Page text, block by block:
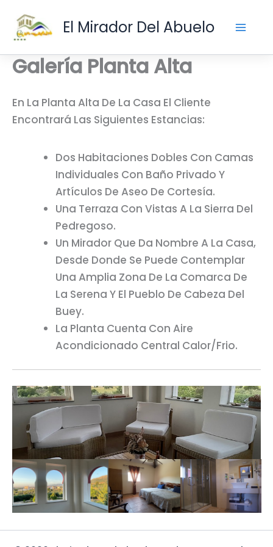
Contenido
El Mirador Del Abuelo
Galería Planta Alta
En La Planta Alta De La Casa El Cliente
Encontrará Las Siguientes Estancias:
Dos Habitaciones Dobles Con Camas
Individuales Con Baño Privado Y
Artículos De Aseo De Cortesía.
Una Terraza Con Vistas A La Sierra Del
Pedregoso.
Un Mirador Que Da Nombre A La Casa,
Desde Donde Se Puede Contemplar
Una Amplia Zona De La Comarca De
La Serena Y El Pueblo De Cabeza Del
Buey.
La Planta Cuenta Con Aire
Acondicionado Central Calor/frio.